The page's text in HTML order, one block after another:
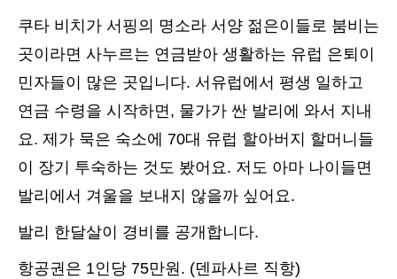
쿠타 비치가 서핑의 명소라 서양 젊은이들로 붐비는
곳이라면 사누르는 연금받아 생활하는 유럽 은퇴이
민자들이 많은 곳입니다. 서유럽에서 평생 일하고
연금 수령을 시작하면, 물가가 싼 발리에 와서 지내
요. 제가 묵은 숙소에 70대 유럽 할아버지 할머니들
이 장기 투숙하는 것도 봤어요. 저도 아마 나이들면
발리에서 겨울을 보내지 않을까 싶어요.
발리 한달살이 경비를 공개합니다.
항공권은 1인당 75만원. (덴파사르 직항)